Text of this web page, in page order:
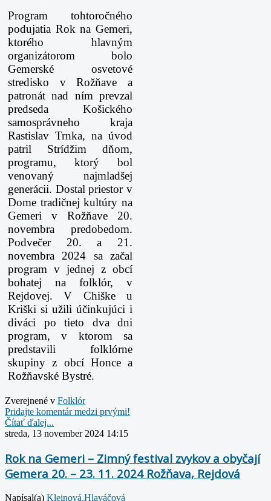
Program tohtoročného
podujatia Rok na Gemeri,
ktorého hlavným
organizátorom bolo
Gemerské osvetové
stredisko v Rožňave a
patronát nad ním prevzal
predseda Košického
samosprávneho kraja
Rastislav Trnka, na úvod
patril Strídžim dňom,
programu, ktorý bol
venovaný najmladšej
generácii. Dostal priestor v
Dome tradičnej kultúry na
Gemeri v Rožňave 20.
novembra predobedom.
Podvečer 20. a 21.
novembra 2024 sa začal
program v jednej z obcí
bohatej na folklór, v
Rejdovej. V Chiške u
Kriški si užili účinkujúci i
diváci po tieto dva dni
program, v ktorom sa
predstavili folklórne
skupiny z obcí Honce a
Rožňavské Bystré.
Zverejnené v Folklór
Pridajte komentár medzi prvými!
Čítať ďalej...
streda, 13 november 2024 14:15
Rok na Gemeri – Zimný festival zvykov a obyčají
Gemera 20. – 23. 11. 2024 Rožňava, Rejdová
Napísal(a) Kleinová,Hlaváčová